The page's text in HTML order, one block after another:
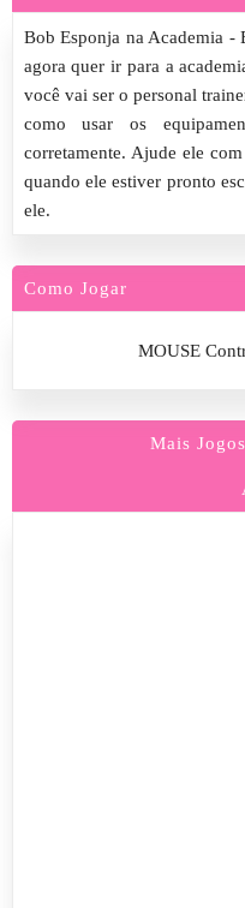
Bob Esponja na Academia -
agora quer ir para a
você vai ser o personal
como usar os
corretamente. Ajude ele
quando ele estiver pronto
ele.
Como Jogar
MOUSE
Mais